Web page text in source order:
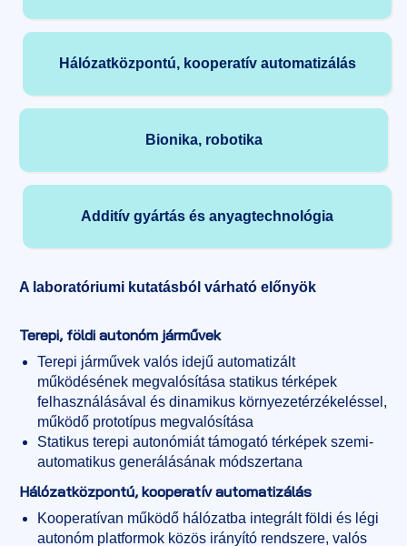
Hálózatközpontú, kooperatív automatizálás
Bionika, robotika
Additív gyártás és anyagtechnológia
A laboratóriumi kutatásból várható előnyök
Terepi, földi autonóm járművek
Terepi járművek valós idejű automatizált
működésének megvalósítása statikus térképek
felhasználásával és dinamikus környezetérzékeléssel,
működő prototípus megvalósítása
Statikus terepi autonómiát támogató térképek szemi-
automatikus generálásának módszertana
Hálózatközpontú, kooperatív automatizálás
Kooperatívan működő hálózatba integrált földi és légi
autonóm platformok közös irányító rendszere, valós